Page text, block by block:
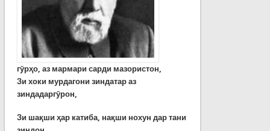
гӯрҳо, аз мармари сарди мазористон,
Зи хоки мурдагони зиндатар аз
зиндадаргӯрон,
Зи шақши ҳар катиба, нақши нохун дар тани